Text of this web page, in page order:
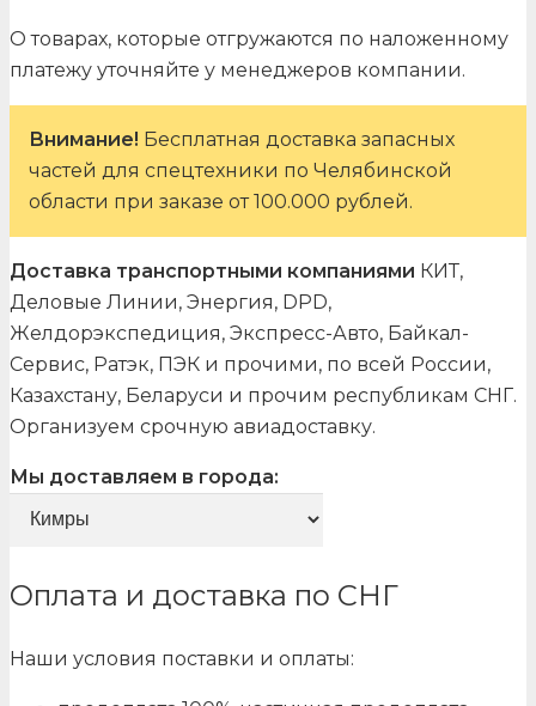
О товарах, которые отгружаются по наложенному
платежу уточняйте у менеджеров компании.
Внимание! Бесплатная доставка запасных
частей для спецтехники по Челябинской
области при заказе от 100.000 рублей.
Доставка транспортными компаниями КИТ,
Деловые Линии, Энергия, DPD,
Желдорэкспедиция, Экспресс-Авто, Байкал-
Сервис, Ратэк, ПЭК и прочими, по всей России,
Казахстану, Беларуси и прочим республикам СНГ.
Организуем срочную авиадоставку.
Мы доставляем в города:
Оплата и доставка по СНГ
Наши условия поставки и оплаты: